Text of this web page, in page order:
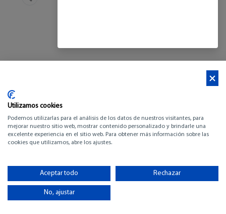
BENETEAU FIRST 60
-
VER INVENTARIO (pdf)
Utilizamos cookies
Podemos utilizarlas para el análisis de los datos de nuestros visitantes, para
mejorar nuestro sitio web, mostrar contenido personalizado y brindarle una
excelente experiencia en el sitio web. Para obtener más información sobre las
cookies que utilizamos, abre los ajustes.
Aceptar todo Rechazar
No, ajustar